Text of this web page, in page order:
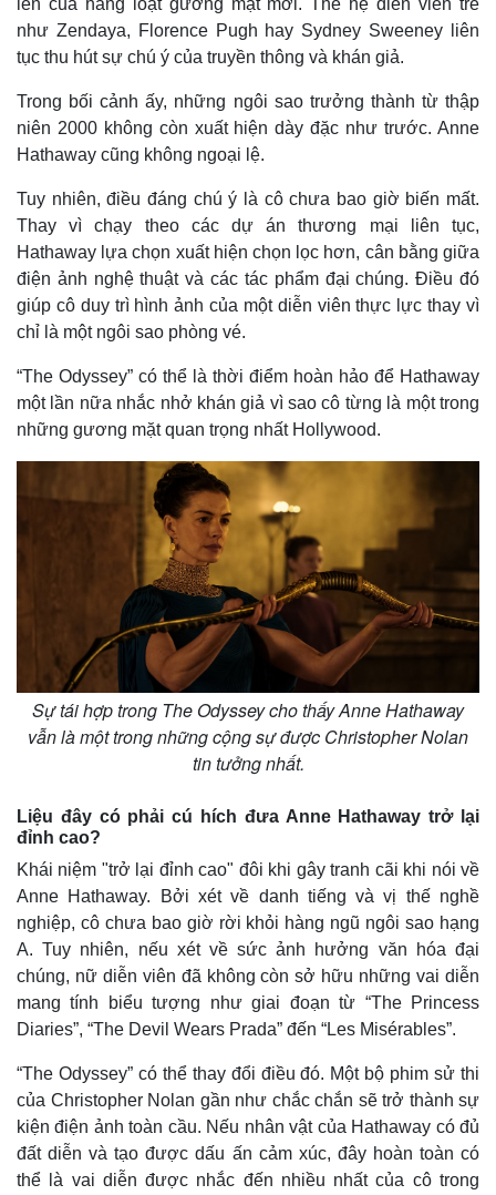
Pháp luật
Vụ án
Tin nóng
Quân sự - Quốc phòng
Vũ khí
Việt Nam
như Zendaya, Florence Pugh hay Sydney Sweeney liên
tục thu hút sự chú ý của truyền thông và khán giả.
Trong bối cảnh ấy, những ngôi sao trưởng thành từ thập
niên 2000 không còn xuất hiện dày đặc như trước. Anne
Hathaway cũng không ngoại lệ.
Tuy nhiên, điều đáng chú ý là cô chưa bao giờ biến mất.
Thay vì chạy theo các dự án thương mại liên tục,
Hathaway lựa chọn xuất hiện chọn lọc hơn, cân bằng giữa
điện ảnh nghệ thuật và các tác phẩm đại chúng. Điều đó
giúp cô duy trì hình ảnh của một diễn viên thực lực thay vì
chỉ là một ngôi sao phòng vé.
“The Odyssey” có thể là thời điểm hoàn hảo để Hathaway
một lần nữa nhắc nhở khán giả vì sao cô từng là một trong
những gương mặt quan trọng nhất Hollywood.
Sự tái hợp trong The Odyssey cho thấy Anne Hathaway
vẫn là một trong những cộng sự được Christopher Nolan
tin tưởng nhất.
Liệu đây có phải cú hích đưa Anne Hathaway trở lại
đỉnh cao?
Khái niệm "trở lại đỉnh cao" đôi khi gây tranh cãi khi nói về
Anne Hathaway. Bởi xét về danh tiếng và vị thế nghề
nghiệp, cô chưa bao giờ rời khỏi hàng ngũ ngôi sao hạng
A. Tuy nhiên, nếu xét về sức ảnh hưởng văn hóa đại
chúng, nữ diễn viên đã không còn sở hữu những vai diễn
mang tính biểu tượng như giai đoạn từ “The Princess
Diaries”, “The Devil Wears Prada” đến “Les Misérables”.
“The Odyssey” có thể thay đổi điều đó. Một bộ phim sử thi
của Christopher Nolan gần như chắc chắn sẽ trở thành sự
kiện điện ảnh toàn cầu. Nếu nhân vật của Hathaway có đủ
đất diễn và tạo được dấu ấn cảm xúc, đây hoàn toàn có
thể là vai diễn được nhắc đến nhiều nhất của cô trong